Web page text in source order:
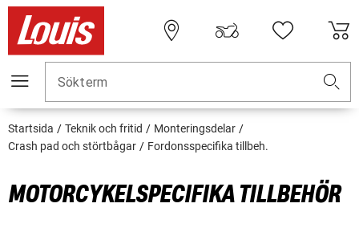
Sökterm
Startsida Teknik och fritid
Monteringsdelar
Crash pad och störtbågar
Fordonsspecifika tillbeh.
MOTORCYKELSPECIFIKA TILLBEHÖR